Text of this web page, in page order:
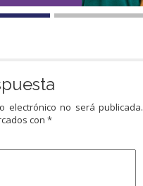
electrónico no será publicada.
con *